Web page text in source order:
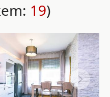
19)